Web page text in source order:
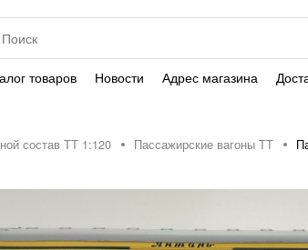
товаров Новости Адрес магазина
состав ТТ 1:120 Пассажирские вагоны TT